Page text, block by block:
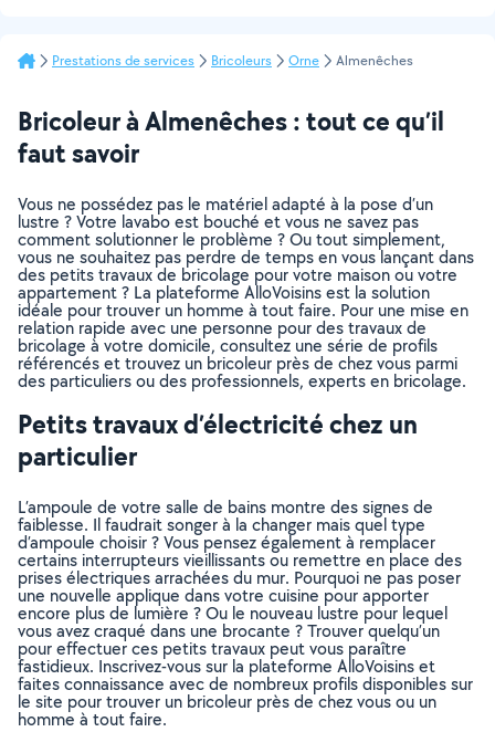
Prestations de services Bricoleurs Orne Almenêches
Bricoleur à Almenêches : tout ce qu’il
faut savoir
Vous ne possédez pas le matériel adapté à la pose d’un
lustre ? Votre lavabo est bouché et vous ne savez pas
comment solutionner le problème ? Ou tout simplement,
vous ne souhaitez pas perdre de temps en vous lançant dans
des petits travaux de bricolage pour votre maison ou votre
appartement ? La plateforme AlloVoisins est la solution
idéale pour trouver un homme à tout faire. Pour une mise en
relation rapide avec une personne pour des travaux de
bricolage à votre domicile, consultez une série de profils
référencés et trouvez un bricoleur près de chez vous parmi
des particuliers ou des professionnels, experts en bricolage.
Petits travaux d’électricité chez un
particulier
L’ampoule de votre salle de bains montre des signes de
faiblesse. Il faudrait songer à la changer mais quel type
d’ampoule choisir ? Vous pensez également à remplacer
certains interrupteurs vieillissants ou remettre en place des
prises électriques arrachées du mur. Pourquoi ne pas poser
une nouvelle applique dans votre cuisine pour apporter
encore plus de lumière ? Ou le nouveau lustre pour lequel
vous avez craqué dans une brocante ? Trouver quelqu’un
pour effectuer ces petits travaux peut vous paraître
fastidieux. Inscrivez-vous sur la plateforme AlloVoisins et
faites connaissance avec de nombreux profils disponibles sur
le site pour trouver un bricoleur près de chez vous ou un
homme à tout faire.